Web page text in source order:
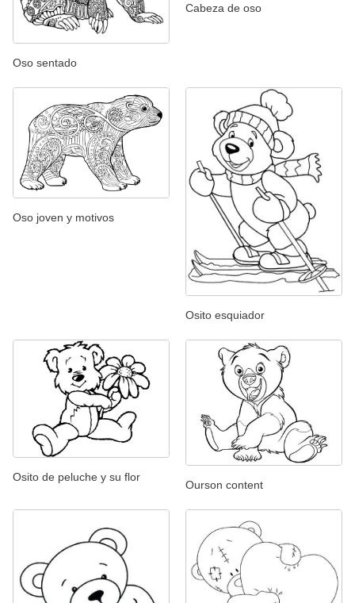
Oso sentado
Cabeza de oso
Oso joven y motivos
Osito esquiador
Osito de peluche y su flor
Ourson content